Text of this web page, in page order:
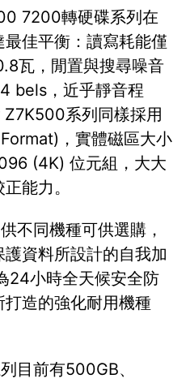
7200轉硬碟系列在
佳平衡：讀寫耗能僅
瓦，閒置與搜尋噪音
bels，近乎靜音程
系列同樣採用
，實體磁區大小
(4K) 位元組，大大
能力。
不同機種可供選購，
資料所設計的自我加
24小時全天候安全防
造的強化耐用機種
目前有500GB、